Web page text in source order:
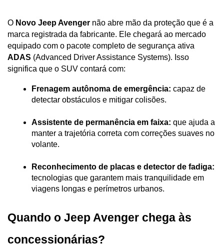
O Novo Jeep Avenger não abre mão da proteção que é a
marca registrada da fabricante. Ele chegará ao mercado
ADAS (Advanced Driver Assistance Systems). Isso
significa que o SUV contará com:
Frenagem autônoma de emergência: capaz de
detectar obstáculos e mitigar colisões.
Assistente de permanência em faixa: que ajuda a
manter a trajetória correta com correções suaves no
volante.
Reconhecimento de placas e detector de fadiga:
tecnologias que garantem mais tranquilidade em
viagens longas e perímetros urbanos.
Quando o Jeep Avenger chega às
concessionárias?